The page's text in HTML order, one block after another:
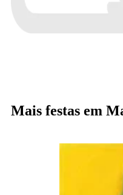
Mais festas em